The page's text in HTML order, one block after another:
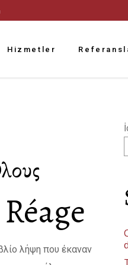
Hizmetler
λήψη που έκαναν